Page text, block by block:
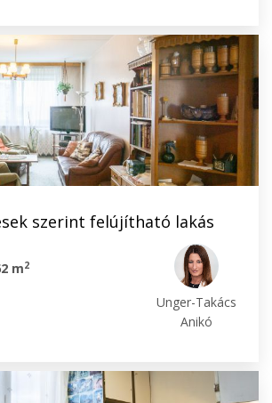
szerint felújítható lakás
m2
Unger-Takács
Anikó